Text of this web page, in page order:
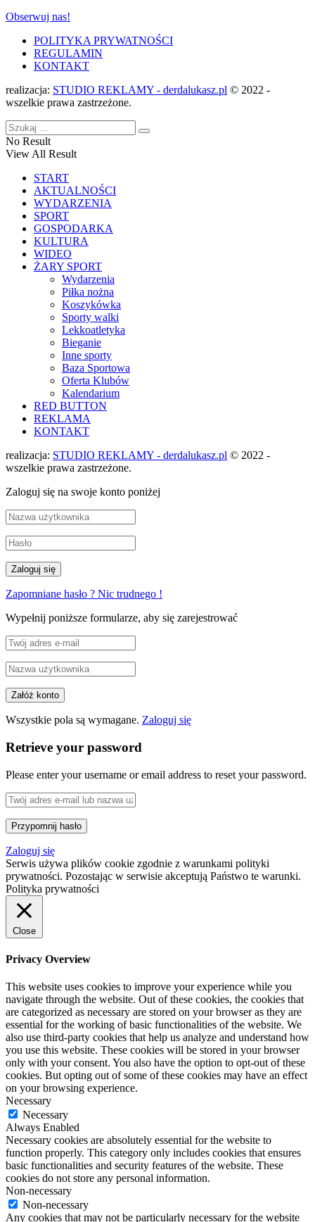
Obserwuj nas!
POLITYKA PRYWATNOŚCI
REGULAMIN
KONTAKT
realizacja: STUDIO REKLAMY - derdalukasz.pl © 2022 -
wszelkie prawa zastrzeżone.
No Result
View All Result
START
AKTUALNOŚCI
WYDARZENIA
SPORT
GOSPODARKA
KULTURA
WIDEO
ŻARY SPORT
Wydarzenia
Piłka nożna
Koszykówka
Sporty walki
Lekkoatletyka
Bieganie
Inne sporty
Baza Sportowa
Oferta Klubów
Kalendarium
RED BUTTON
REKLAMA
KONTAKT
realizacja: STUDIO REKLAMY - derdalukasz.pl © 2022 -
wszelkie prawa zastrzeżone.
Zaloguj się na swoje konto poniżej
Zapomniane hasło ? Nic trudnego !
Wypełnij poniższe formularze, aby się zarejestrować
Wszystkie pola są wymagane. Zaloguj się
Retrieve your password
Please enter your username or email address to reset your password.
Zaloguj się
Serwis używa plików cookie zgodnie z warunkami polityki
prywatności. Pozostając w serwisie akceptują Państwo te warunki.
Polityka prywatności
Close
Privacy Overview
This website uses cookies to improve your experience while you
navigate through the website. Out of these cookies, the cookies that
are categorized as necessary are stored on your browser as they are
essential for the working of basic functionalities of the website. We
also use third-party cookies that help us analyze and understand how
you use this website. These cookies will be stored in your browser
only with your consent. You also have the option to opt-out of these
cookies. But opting out of some of these cookies may have an effect
on your browsing experience.
Necessary
Necessary
Always Enabled
Necessary cookies are absolutely essential for the website to
function properly. This category only includes cookies that ensures
basic functionalities and security features of the website. These
cookies do not store any personal information.
Non-necessary
Non-necessary
Any cookies that may not be particularly necessary for the website